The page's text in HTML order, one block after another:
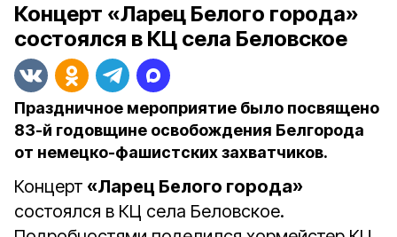
Концерт «Ларец Белого города»
состоялся в КЦ села Беловское
Праздничное мероприятие было посвящено
83-й годовщине освобождения Белгорода
от немецко-фашистских захватчиков.
Концерт «Ларец Белого города»
состоялся в КЦ села Беловское.